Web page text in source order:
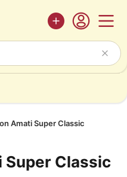
Amati Super Classic
Super Classic